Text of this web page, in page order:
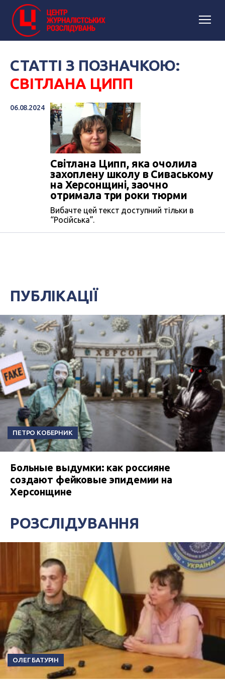
СТАТТІ З ПОЗНАЧКОЮ:
СВІТЛАНА ЦИПП
06.08.2024
Світлана Ципп, яка очолила
захоплену школу в Сиваському
на Херсонщині, заочно
отримала три роки тюрми
Вибачте цей текст доступний тільки в
“Російська”.
ПУБЛІКАЦІЇ
ПЕТРО КОБЕРНИК
Больные выдумки: как россияне
создают фейковые эпидемии на
Херсонщине
РОЗСЛІДУВАННЯ
ОЛЕГ БАТУРІН